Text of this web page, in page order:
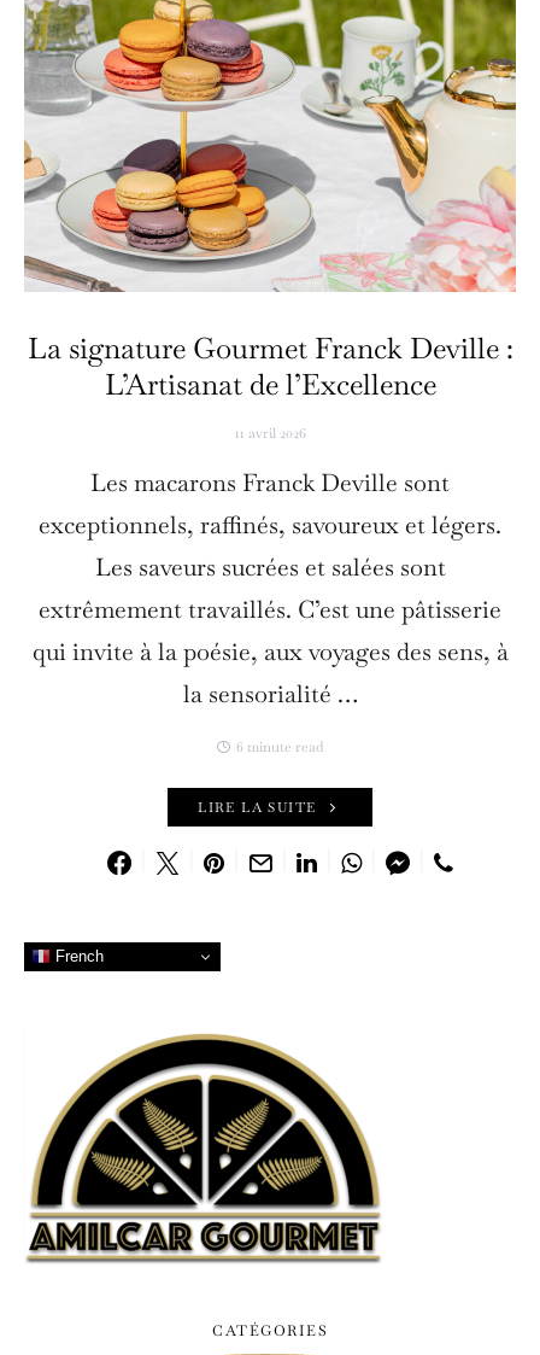
La signature Gourmet Franck Deville :
L’Artisanat de l’Excellence
11 avril 2026
Les macarons Franck Deville sont
exceptionnels, raffinés, savoureux et légers.
Les saveurs sucrées et salées sont
extrêmement travaillés. C’est une pâtisserie
qui invite à la poésie, aux voyages des sens, à
la sensorialité …
6 minute read
LIRE LA SUITE
French
CATÉGORIES